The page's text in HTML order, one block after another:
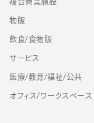
物販
飲食/食物販
サービス
医療/教育/福祉/公共
オフィス/ワークスペース